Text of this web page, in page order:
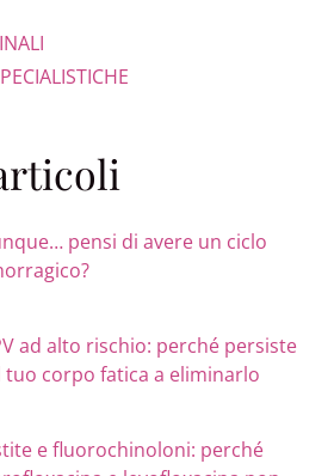
pensi di avere un ciclo
ad alto rischio: perché persiste
tuo corpo fatica a eliminarlo
e fluorochinoloni: perché